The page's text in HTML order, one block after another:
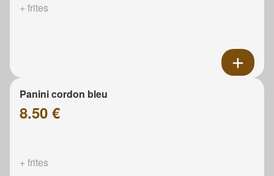
+ frites
Panini cordon bleu
8.50 €
+ frites